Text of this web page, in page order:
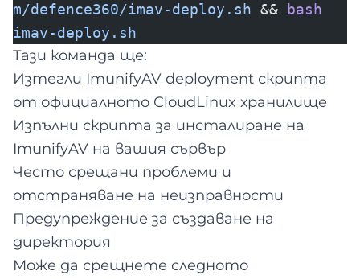
m/defence360/imav-deploy.sh &&
bash
imav-deploy.sh
Тази команда ще:
Изтегли ImunifyAV deployment скрипта
от официалното CloudLinux хранилище
Изпълни скрипта за инсталиране на
ImunifyAV на вашия сървър
Често срещани проблеми и
отстраняване на неизправности
Предупреждение за създаване на
директория
Може да срещнете следното